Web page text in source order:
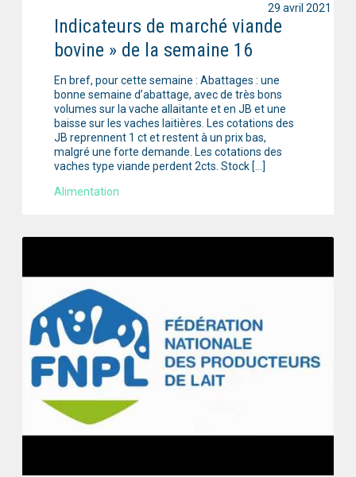
Indicateurs de marché viande
bovine » de la semaine 16
En bref, pour cette semaine : Abattages : une
bonne semaine d’abattage, avec de très bons
volumes sur la vache allaitante et en JB et une
baisse sur les vaches laitières. Les cotations des
JB reprennent 1 ct et restent à un prix bas,
malgré une forte demande. Les cotations des
vaches type viande perdent 2cts. Stock […]
Alimentation
29 avril 2021